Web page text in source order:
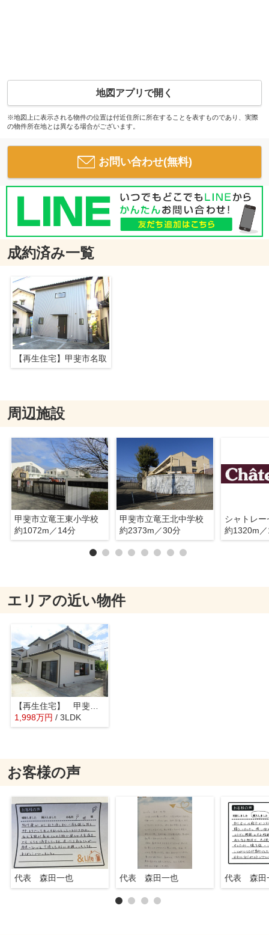
地図アプリで開く
※地図上に表示される物件の位置は付近住所に所在することを表すものであり、実際
の物件所在地とは異なる場合がございます。
お問い合わせ(無料)
成約済み一覧
【再生住宅】甲斐市名取
周辺施設
甲斐市立竜王東小学校
約1072m／14分
甲斐市立竜王北中学校
約2373m／30分
約1320m
エリアの近い物件
【再生住宅】 甲斐市西八幡
1,998万円 / 3LDK
お客様の声
代表 森田一也 代表 森田一也 代表 森田